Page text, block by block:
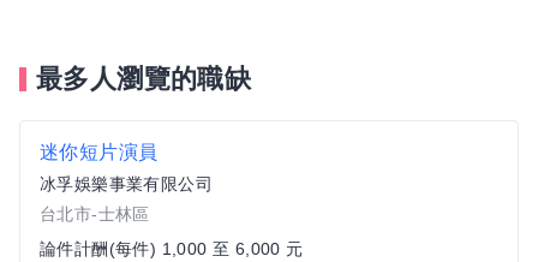
最多人瀏覽的職缺
迷你短片演員
冰孚娛樂事業有限公司
台北市-士林區
論件計酬(每件) 1,000 至 6,000 元